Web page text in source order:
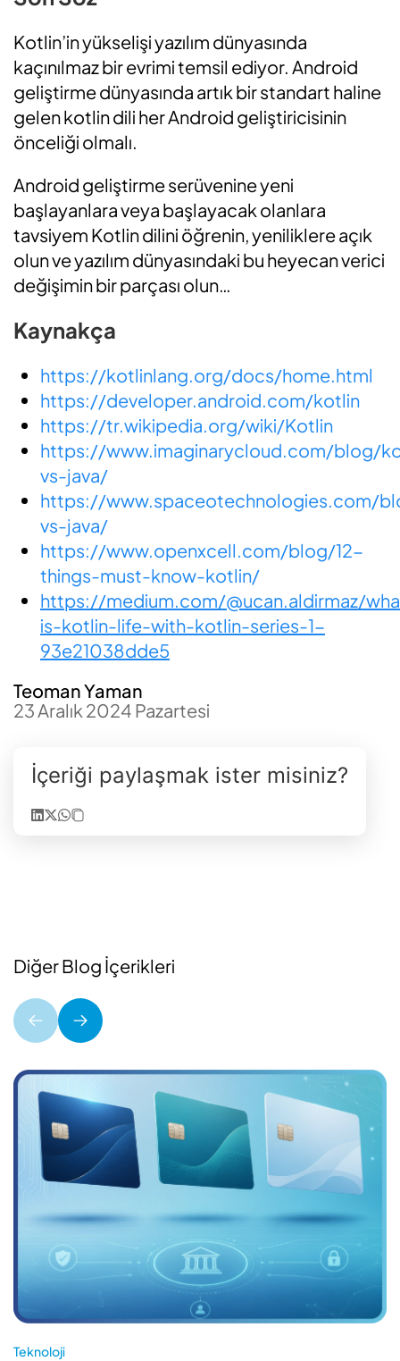
Kotlin’in yükselişi yazılım dünyasında
kaçınılmaz bir evrimi temsil ediyor. Android
geliştirme dünyasında artık bir standart haline
gelen kotlin dili her Android geliştiricisinin
önceliği olmalı.
Android geliştirme serüvenine yeni
başlayanlara veya başlayacak olanlara
tavsiyem Kotlin dilini öğrenin, yeniliklere açık
olun ve yazılım dünyasındaki bu heyecan verici
değişimin bir parçası olun…
Kaynakça
https://kotlinlang.org/docs/home.html
https://developer.android.com/kotlin
https://tr.wikipedia.org/wiki/Kotlin
https://www.imaginarycloud.com/blog/
vs-java/
https://www.spaceotechnologies.com/
vs-java/
https://www.openxcell.com/blog/12-
things-must-know-kotlin/
https://medium.com/@ucan.aldirmaz/
is-kotlin-life-with-kotlin-series-1-
93e21038dde5
Teoman Yaman
23 Aralık 2024 Pazartesi
İçeriği paylaşmak ister misiniz?
Diğer Blog İçerikleri
Teknoloji